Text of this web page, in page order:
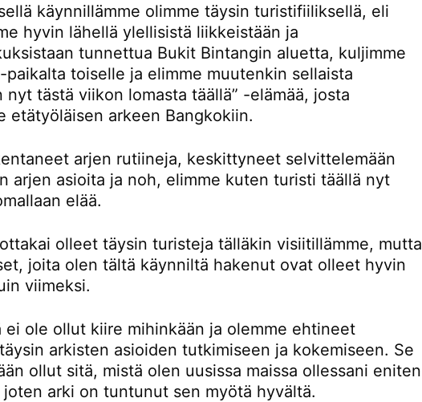
käynnillämme olimme täysin turistifiiliksellä, eli
hyvin lähellä ylellisistä liikkeistään ja
tunnettua Bukit Bintangin aluetta, kuljimme
paikalta toiselle ja elimme muutenkin sellaista
nyt tästä viikon lomasta täällä” -elämää, josta
etätyöläisen arkeen Bangkokiin.
arjen rutiineja, keskittyneet selvittelemään
arjen asioita ja noh, elimme kuten turisti täällä nyt
elää.
olleet täysin turisteja tälläkin visiitillämme, mutta
joita olen tältä käynniltä hakenut ovat olleet hyvin
viimeksi.
ei ole ollut kiire mihinkään ja olemme ehtineet
arkisten asioiden tutkimiseen ja kokemiseen. Se
ollut sitä, mistä olen uusissa maissa ollessani eniten
arki on tuntunut sen myötä hyvältä.